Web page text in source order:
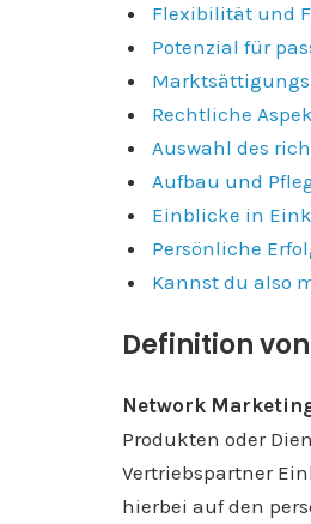
Flexibilität und
Potenzial für
Rechtliche
Auswahl des
Aufbau und
Einblicke in
Persönliche
Kannst du also
Definition
Network
Produkten oder
Vertriebspartner
hierbei auf den